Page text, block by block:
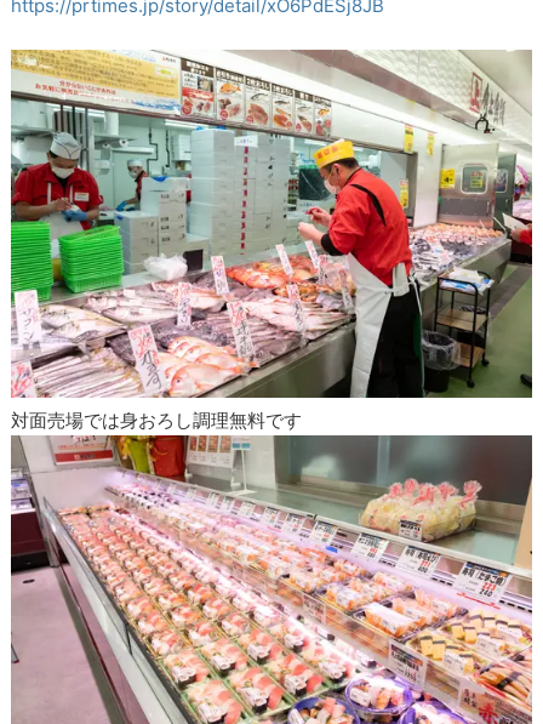
https://prtimes.jp/story/detail/xO6PdESj8JB
対面売場では身おろし調理無料です